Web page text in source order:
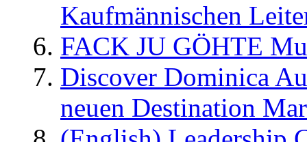
Kaufmännischen
FACK JU GÖHTE
Discover Dominica
neuen Destination